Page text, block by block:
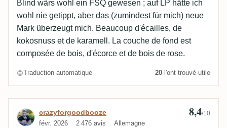
Blind wärs wohl ein FSQ gewesen ; auf LP hätte ich
wohl nie getippt, aber das (zumindest für mich) neue
Mark überzeugt mich. Beaucoup d'écailles, de
kokosnuss et de karamell. La couche de fond est
composée de bois, d'écorce et de bois de rose.
Traduction automatique 20 l'ont trouvé utile
Avis de crazyforgoodbooze
crazyforgoodbooze
févr. 2026 2 476 avis Allemagne
8,4/10